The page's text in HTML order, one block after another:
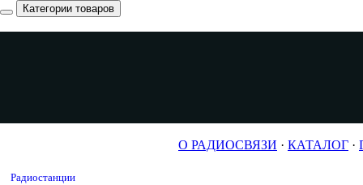
Категории товаров
Радиостанции
О РАДИОСВЯЗИ · КАТАЛОГ ·